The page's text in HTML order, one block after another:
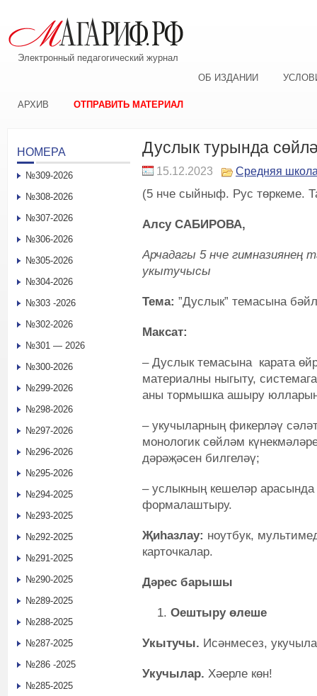
Электронный педагогический журнал
ОБ ИЗДАНИИ
АРХИВ ОТПРАВИТЬ МАТЕРИАЛ
Дуслык турында
15.12.2023 Средняя
(5 нче сыйныф. Рус төркеме.
Алсу САБИРОВА,
Арчадагы 5 нче
укытучысы
Тема: ”Дуслык” темасына
Максат:
– Дуслык темасына карата
материалны ныгыту,
аны тормышка ашыру
– укучыларның фикерләү
монологик сөйләм
дәрәҗәсен билгеләү;
– услыкның кешеләр
формалаштыру.
Җиһазлау: ноутбук,
карточкалар.
Дәрес барышы
Оештыру өлеше
Укытучы. Исәнмесез,
Укучылар. Хәерле көн!
НОМЕРА
№309-2026
№308-2026
№307-2026
№306-2026
№305-2026
№304-2026
№303 -2026
№302-2026
№301 — 2026
№300-2026
№299-2026
№298-2026
№297-2026
№296-2026
№295-2026
№294-2025
№293-2025
№292-2025
№291-2025
№290-2025
№289-2025
№288-2025
№287-2025
№286 -2025
№285-2025